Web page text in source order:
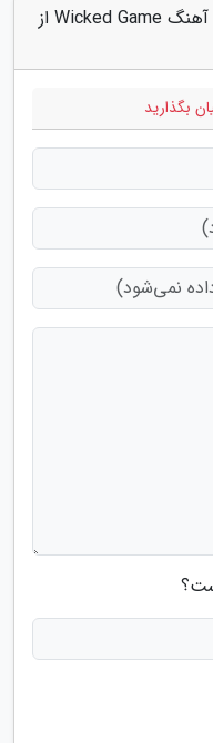
دیدگاه های مرتبط با "متن و ترجمه آهنگ Wicked Game از
بگذارید